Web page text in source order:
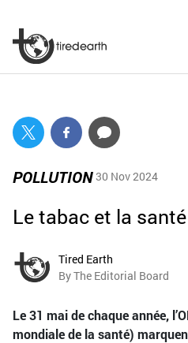
POLLUTION 30 Nov 2024
Le tabac et la
Tired Earth
By The Editorial Board
Le 31 mai de chaque année,
mondiale de la santé)